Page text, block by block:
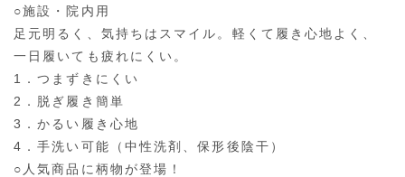
○施設・院内用
足元明るく、気持ちはスマイル。軽くて履き心地よく、
一日履いても疲れにくい。
1．つまずきにくい
2．脱ぎ履き簡単
3．かるい履き心地
4．手洗い可能（中性洗剤、保形後陰干）
○人気商品に柄物が登場！